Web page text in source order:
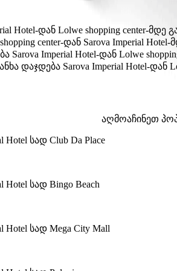
Hotel-დან Lolwe shopping center-
დან Lolwe shopping center-მდე
center-დან Sarova Imperial Hotel-
დან Sarova Imperial Hotel-მდე
Imperial Hotel-დან Lolwe
დან Lolwe shopping center-მდე
დაჯდება Sarova Imperial Hotel-დან
დან Lolwe shopping center-მდე
აღმოაჩინეთ
Hotel სად Club Da Place
Hotel სად Bingo Beach
Hotel სად Mega City Mall